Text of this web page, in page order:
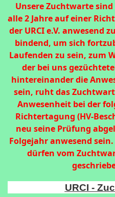
Unsere Zuchtwarte
alle 2 Jahre auf einer
der URCI e.V. anwesend
bindend, um sich
Laufenden zu sein, zum
der bei uns
hintereinander die
sein, ruht das
Anwesenheit bei der
Richtertagung (HV-
neu seine Prüfung
Folgejahr anwesend
dürfen vom
URCI -